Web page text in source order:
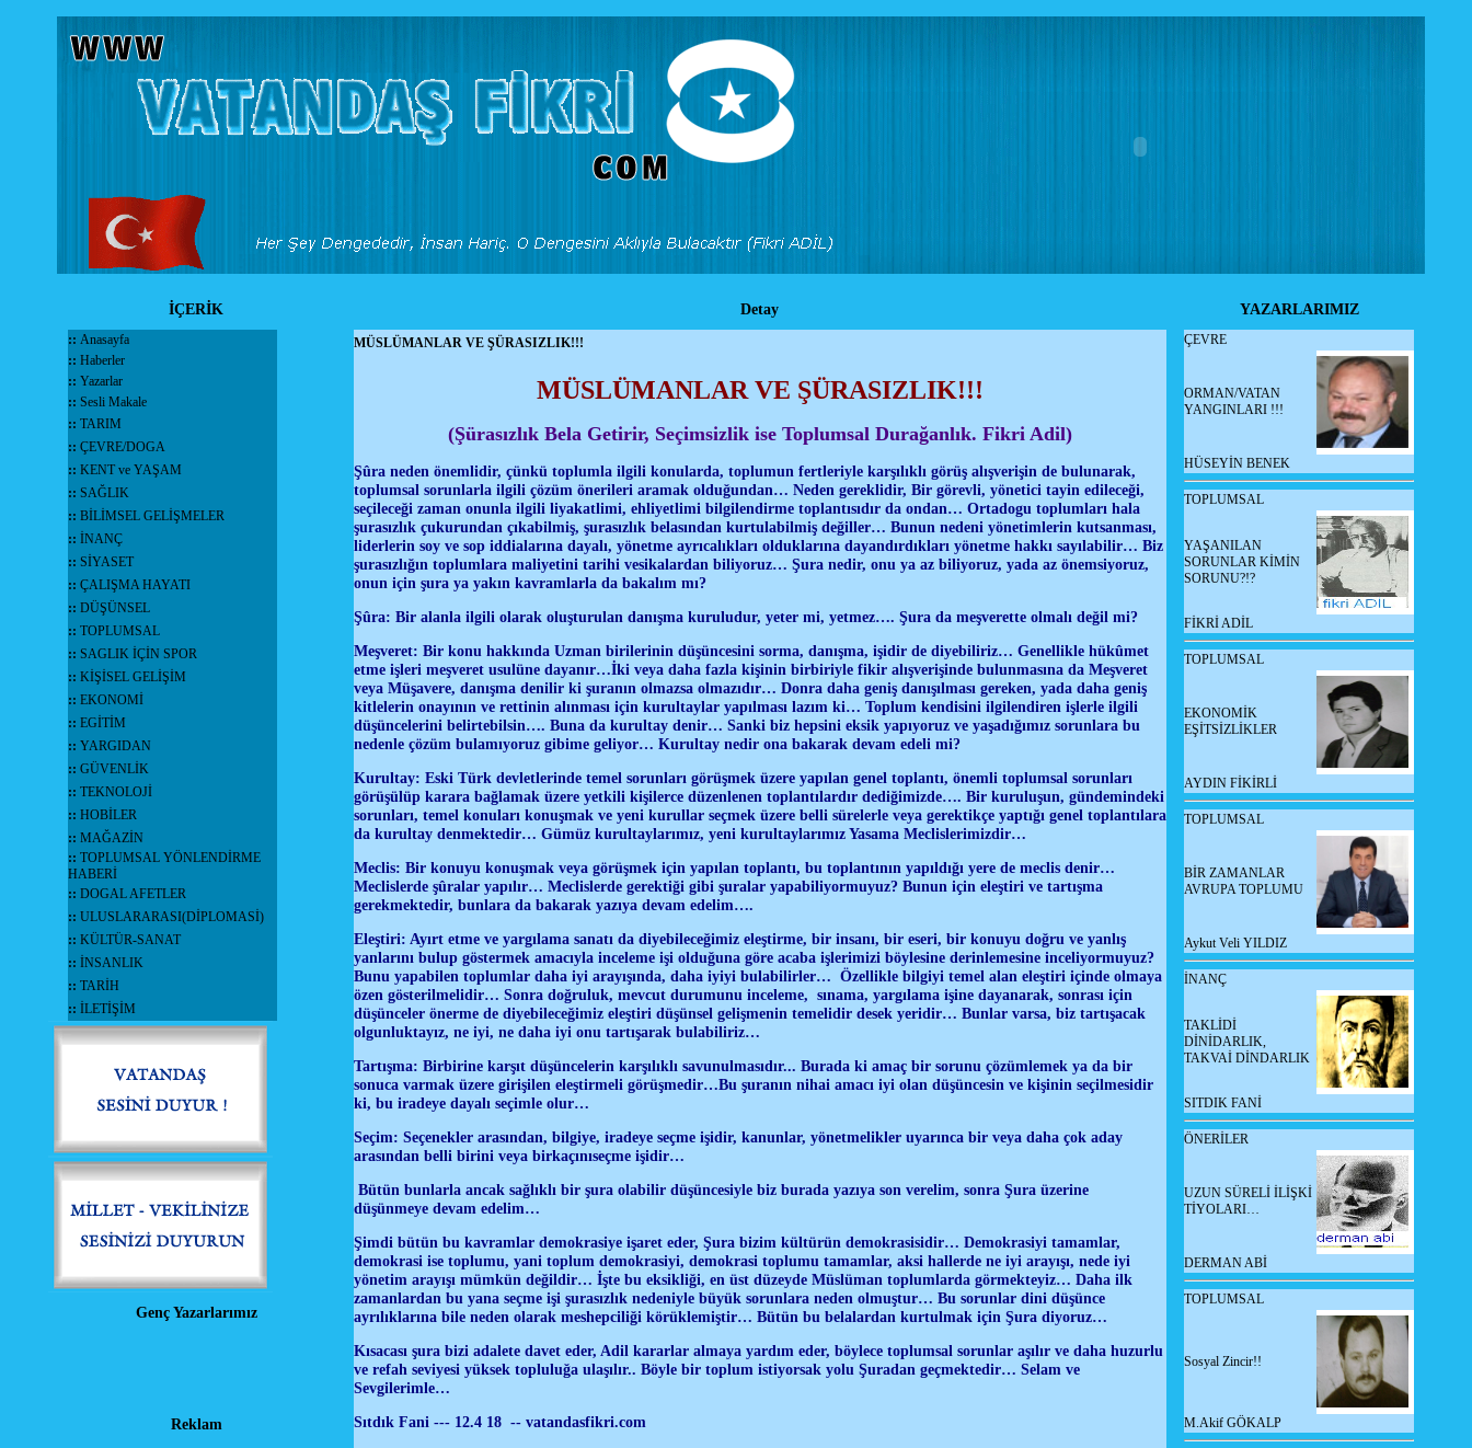
İÇERİK Detay YAZARLARIMIZ
:: Anasayfa
:: Haberler
:: Yazarlar
:: Sesli Makale
:: TARIM
:: ÇEVRE/DOGA
:: KENT ve YAŞAM
:: SAĞLIK
:: BİLİMSEL GELİŞMELER
:: İNANÇ
:: SİYASET
:: ÇALIŞMA HAYATI
:: DÜŞÜNSEL
:: TOPLUMSAL
:: SAGLIK İÇİN SPOR
:: KİŞİSEL GELİŞİM
:: EKONOMİ
:: EGİTİM
:: YARGIDAN
:: GÜVENLİK
:: TEKNOLOJİ
:: HOBİLER
:: MAĞAZİN
:: TOPLUMSAL YÖNLENDİRME
HABERİ
:: DOGAL AFETLER
:: ULUSLARARASI(DİPLOMASİ)
:: KÜLTÜR-SANAT
:: İNSANLIK
:: TARİH
:: İLETİŞİM
Genç Yazarlarımız
Reklam
MÜSLÜMANLAR VE ŞÜRASIZLIK!!!
MÜSLÜMANLAR VE ŞÜRASIZLIK!!!
(Şürasızlık Bela Getirir, Seçimsizlik ise Toplumsal Durağanlık. Fikri Adil)
Şûra neden önemlidir, çünkü toplumla ilgili konularda, toplumun fertleriyle karşılıklı görüş alışverişin de bulunarak,
toplumsal sorunlarla ilgili çözüm önerileri aramak olduğundan… Neden gereklidir, Bir görevli, yönetici tayin edileceği,
seçileceği zaman onunla ilgili liyakatlimi, ehliyetlimi bilgilendirme toplantısıdır da ondan… Ortadogu toplumları hala
şurasızlık çukurundan çıkabilmiş, şurasızlık belasından kurtulabilmiş değiller… Bunun nedeni yönetimlerin kutsanması,
liderlerin soy ve sop iddialarına dayalı, yönetme ayrıcalıkları olduklarına dayandırdıkları yönetme hakkı sayılabilir… Biz
şurasızlığın toplumlara maliyetini tarihi vesikalardan biliyoruz… Şura nedir, onu ya az biliyoruz, yada az önemsiyoruz,
onun için şura ya yakın kavramlarla da bakalım mı?
Şûra: Bir alanla ilgili olarak oluşturulan danışma kuruludur, yeter mi, yetmez…. Şura da meşverette olmalı değil mi?
Meşveret: Bir konu hakkında Uzman birilerinin düşüncesini sorma, danışma, işidir de diyebiliriz… Genellikle hükûmet
etme işleri meşveret usulüne dayanır…İki veya daha fazla kişinin birbiriyle fikir alışverişinde bulunmasına da Meşveret
veya Müşavere, danışma denilir ki şuranın olmazsa olmazıdır… Donra daha geniş danışılması gereken, yada daha geniş
kitlelerin onayının ve rettinin alınması için kurultaylar yapılması lazım ki… Toplum kendisini ilgilendiren işlerle ilgili
düşüncelerini belirtebilsin…. Buna da kurultay denir… Sanki biz hepsini eksik yapıyoruz ve yaşadığımız sorunlara bu
nedenle çözüm bulamıyoruz gibime geliyor… Kurultay nedir ona bakarak devam edeli mi?
Kurultay: Eski Türk devletlerinde temel sorunları görüşmek üzere yapılan genel toplantı, önemli toplumsal sorunları
görüşülüp karara bağlamak üzere yetkili kişilerce düzenlenen toplantılardır dediğimizde…. Bir kuruluşun, gündemindeki
sorunları, temel konuları konuşmak ve yeni kurullar seçmek üzere belli sürelerle veya gerektikçe yaptığı genel toplantılara
da kurultay denmektedir… Gümüz kurultaylarımız, yeni kurultaylarımız Yasama Meclislerimizdir…
Meclis: Bir konuyu konuşmak veya görüşmek için yapılan toplantı, bu toplantının yapıldığı yere de meclis denir…
Meclislerde şûralar yapılır… Meclislerde gerektiği gibi şuralar yapabiliyormuyuz? Bunun için eleştiri ve tartışma
gerekmektedir, bunlara da bakarak yazıya devam edelim….
Eleştiri: Ayırt etme ve yargılama sanatı da diyebileceğimiz eleştirme, bir insanı, bir eseri, bir konuyu doğru ve yanlış
yanlarını bulup göstermek amacıyla inceleme işi olduğuna göre acaba işlerimizi böylesine derinlemesine inceliyormuyuz?
Bunu yapabilen toplumlar daha iyi arayışında, daha iyiyi bulabilirler… Özellikle bilgiyi temel alan eleştiri içinde olmaya
özen gösterilmelidir… Sonra doğruluk, mevcut durumunu inceleme, sınama, yargılama işine dayanarak, sonrası için
düşünceler önerme de diyebileceğimiz eleştiri düşünsel gelişmenin temelidir desek yeridir… Bunlar varsa, biz tartışacak
olgunluktayız, ne iyi, ne daha iyi onu tartışarak bulabiliriz…
Tartışma: Birbirine karşıt düşüncelerin karşılıklı savunulmasıdır... Burada ki amaç bir sorunu çözümlemek ya da bir
sonuca varmak üzere girişilen eleştirmeli görüşmedir…Bu şuranın nihai amacı iyi olan düşüncesin ve kişinin seçilmesidir
ki, bu iradeye dayalı seçimle olur…
Seçim: Seçenekler arasından, bilgiye, iradeye seçme işidir, kanunlar, yönetmelikler uyarınca bir veya daha çok aday
arasından belli birini veya birkaçınıseçme işidir…
Bütün bunlarla ancak sağlıklı bir şura olabilir düşüncesiyle biz burada yazıya son verelim, sonra Şura üzerine
düşünmeye devam edelim…
Şimdi bütün bu kavramlar demokrasiye işaret eder, Şura bizim kültürün demokrasisidir… Demokrasiyi tamamlar,
demokrasi ise toplumu, yani toplum demokrasiyi, demokrasi toplumu tamamlar, aksi hallerde ne iyi arayışı, nede iyi
yönetim arayışı mümkün değildir… İşte bu eksikliği, en üst düzeyde Müslüman toplumlarda görmekteyiz… Daha ilk
zamanlardan bu yana seçme işi şurasızlık nedeniyle büyük sorunlara neden olmuştur… Bu sorunlar dini düşünce
ayrılıklarına bile neden olarak meshepciliği körüklemiştir… Bütün bu belalardan kurtulmak için Şura diyoruz…
Kısacası şura bizi adalete davet eder, Adil kararlar almaya yardım eder, böylece toplumsal sorunlar aşılır ve daha huzurlu
ve refah seviyesi yüksek topluluğa ulaşılır.. Böyle bir toplum istiyorsak yolu Şuradan geçmektedir… Selam ve
Sevgilerimle…
Sıtdık Fani --- 12.4 18 -- vatandasfikri.com
ÇEVRE
ORMAN/VATAN
YANGINLARI !!!
HÜSEYİN BENEK
TOPLUMSAL
YAŞANILAN
SORUNLAR KİMİN
SORUNU?!?
FİKRİ ADİL
TOPLUMSAL
EKONOMİK
EŞİTSİZLİKLER
AYDIN FİKİRLİ
TOPLUMSAL
BİR ZAMANLAR
AVRUPA TOPLUMU
Aykut Veli YILDIZ
İNANÇ
TAKLİDİ
DİNİDARLIK,
TAKVAİ DİNDARLIK
SITDIK FANİ
ÖNERİLER
UZUN SÜRELİ İLİŞKİ
TİYOLARI…
DERMAN ABİ
TOPLUMSAL
Sosyal Zincir!!
M.Akif GÖKALP